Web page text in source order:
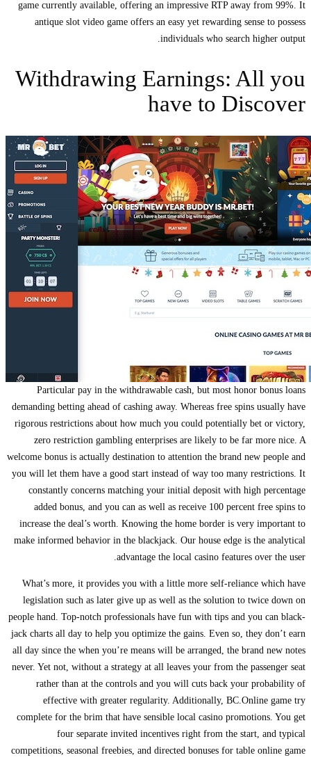
game currently available, offering an impressive RTP away from 99%. It
antique slot video game offers an easy yet rewarding sense to possess
individuals who search higher output.
Withdrawing Earnings: All you
have to Discover
Particular pay in the withdrawable cash, but most honor bonus loans
demanding betting ahead of cashing away. Whereas free spins usually have
rigorous restrictions about how much you could potentially bet or victory,
zero restriction gambling enterprises are likely to be far more nice. A
welcome bonus is actually destination to attention the brand new people and
you will let them have a good start instead of way too many restrictions. It
constantly concerns matching your initial deposit with high percentage
added bonus, and you can as well as receive 100 percent free spins to
increase the deal’s worth. Knowing the home border is very important to
make informed behavior in the blackjack. Our house edge is the analytical
advantage the local casino features over the user.
What’s more, it provides you with a little more self-reliance which have
legislation such as later give up as well as the solution to twice down on
people hand. Top-notch professionals have fun with tips and you can black-
jack charts all day to help you optimize the gains. Even so, they don’t earn
all day since the when you’re means will be arranged, the brand new notes
never. Yet not, without a strategy at all leaves your from the passenger seat
rather than at the controls and you will cuts back your probability of
effective with greater regularity. Additionally, BC.Online game try
complete for the brim that have sensible local casino promotions. You get
four separate invited incentives right from the start, and typical
competitions, seasonal freebies, and directed bonuses for table online game